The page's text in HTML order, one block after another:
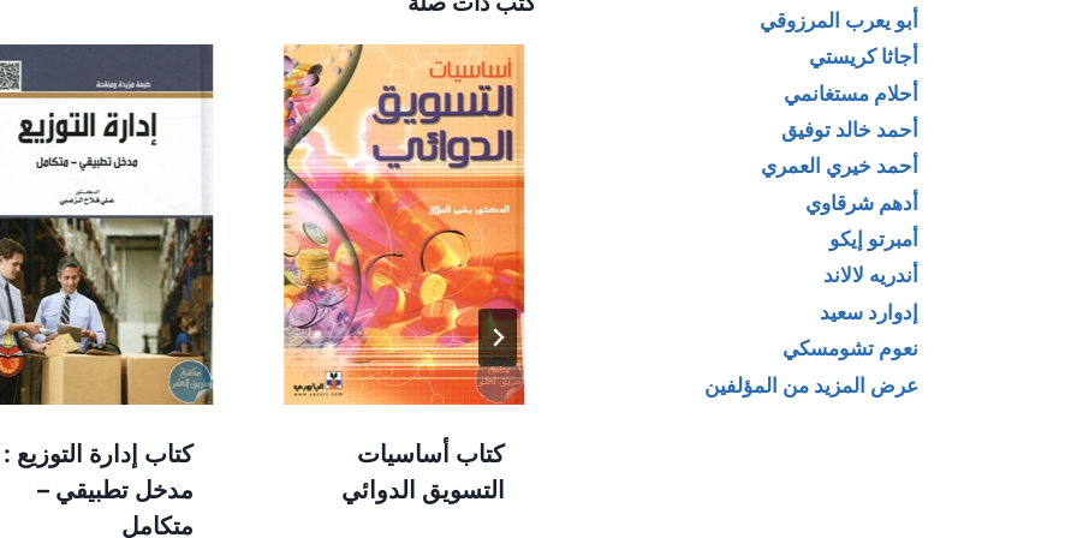
كتاب أساسيات
التسويق الدوائي
كتاب إدارة التوزيع :
مدخل تطبيقي –
متكامل
أبو يعرب المرزوقي
أجاثا كريستي
أحلام مستغانمي
أحمد خالد توفيق
أحمد خيري العمري
أدهم شرقاوي
أمبرتو إيكو
أندريه لالاند
إدوارد سعيد
نعوم تشومسكي
عرض المزيد من المؤلفين